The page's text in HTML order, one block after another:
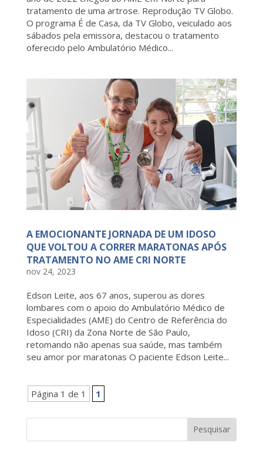
tratamento de uma artrose. Reprodução TV Globo.
O programa É de Casa, da TV Globo, veiculado aos
sábados pela emissora, destacou o tratamento
oferecido pelo Ambulatório Médico...
A EMOCIONANTE JORNADA DE UM IDOSO
QUE VOLTOU A CORRER MARATONAS APÓS
TRATAMENTO NO AME CRI NORTE
nov 24, 2023
Edson Leite, aos 67 anos, superou as dores
lombares com o apoio do Ambulatório Médico de
Especialidades (AME) do Centro de Referência do
Idoso (CRI) da Zona Norte de São Paulo,
retomando não apenas sua saúde, mas também
seu amor por maratonas O paciente Edson Leite...
Página 1 de 1 1
Pesquisar